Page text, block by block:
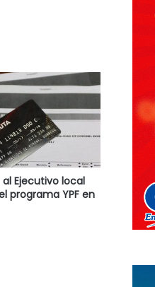
Ejecutivo local
programa YPF en